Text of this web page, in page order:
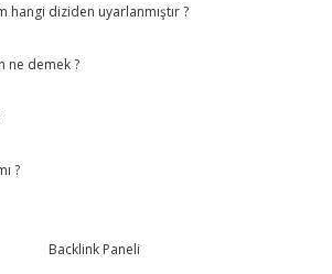
hangi diziden uyarlanmıştır ?
ne demek ?
?